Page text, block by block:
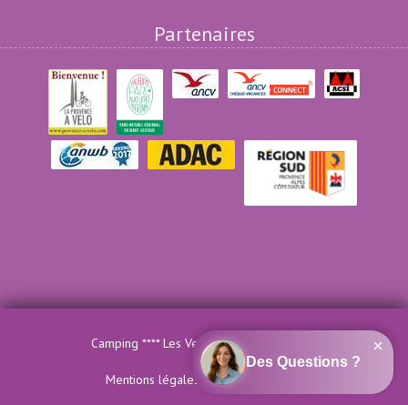
Partenaires
Camping **** Les Verguettes - Site officiel
Mentions légales -Création MTCOM